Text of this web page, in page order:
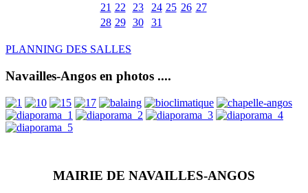
21 22 23 24 25 26 27
28 29 30 31
PLANNING DES SALLES
Navailles-Angos en photos ....
MAIRIE DE NAVAILLES-ANGOS